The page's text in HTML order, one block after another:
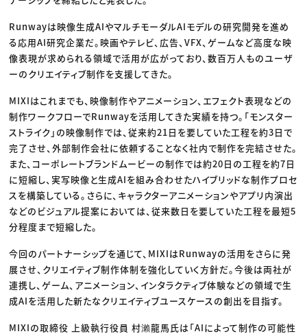
Runwayは映像生成AIやマルチモーダルAIモデルの研究開発を進め
る応用AI研究企業だ。映画やテレビ、広告、VFX、ゲームなど高度な映
像表現が求められる領域で活用が広がっており、数百万人ものユーザ
ーのクリエイティブ制作を支援してきた。
MIXIはこれまでも、映像制作やアニメーション、エフェクト表現などの
制作ワークフローでRunwayを活用してきた実績を持つ。「モンスター
ストライク」の映像制作では、従来約21日を要していた工程を約3日で
完了させ、外部制作会社に依頼することなく社内で制作を完結させた。
また、コーポレートブランドムービーの制作では約20日の工程を約7日
に短縮し、実写映像と生成AIを組み合わせたハイブリッドな制作プロセ
スを構築している。さらに、キャラクターアニメーションやアプリ内演出
などのビジュアル提案においては、従来数日を要していた工程を最短5
分程度まで短縮した。
今回のパートナーシップを通じて、MIXIはRunwayの活用をさらに発
展させ、クリエイティブ制作体制を強化していく方針だ。今後は両社が
連携し、ゲーム、アニメーション、インタラクティブ体験などの領域で生
成AIを活用した新たなクリエイティブユースケースの創出を目指す。
MIXIの取締役 上級執行役員 村瀨龍馬氏は「AIによって制作の可能性